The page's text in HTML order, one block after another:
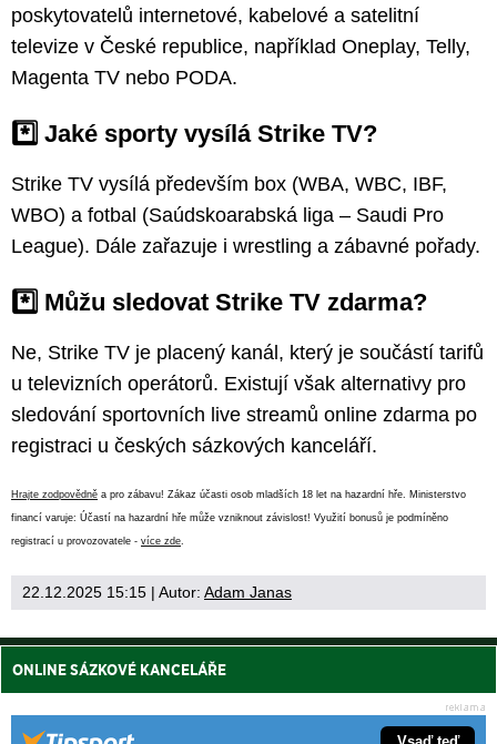
poskytovatelů internetové, kabelové a satelitní
televize v České republice, například Oneplay, Telly,
Magenta TV nebo PODA.
*️⃣ Jaké sporty vysílá Strike TV?
Strike TV vysílá především box (WBA, WBC, IBF,
WBO) a fotbal (Saúdskoarabská liga – Saudi Pro
League). Dále zařazuje i wrestling a zábavné pořady.
*️⃣ Můžu sledovat Strike TV zdarma?
Ne, Strike TV je placený kanál, který je součástí tarifů
u televizních operátorů. Existují však alternativy pro
sledování sportovních live streamů online zdarma po
registraci u českých sázkových kanceláří.
Hrajte zodpovědně a pro zábavu! Zákaz účasti osob mladších 18 let na hazardní hře. Ministerstvo
financí varuje: Účastí na hazardní hře může vzniknout závislost! Využití bonusů je podmíněno
registrací u provozovatele - více zde
22.12.2025 15:15 | Autor: Adam Janas
ONLINE SÁZKOVÉ KANCELÁŘE